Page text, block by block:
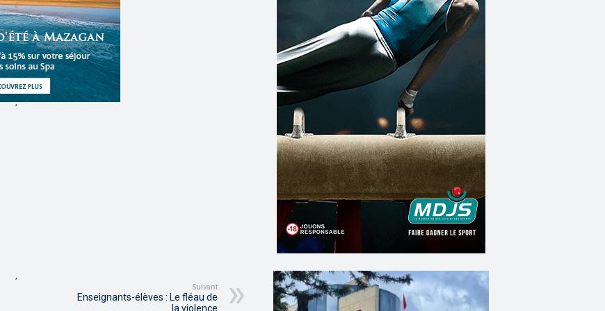
,
Suivant
Enseignants-élèves : Le fléau de
la violence